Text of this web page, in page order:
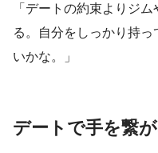
「デートの約束よりジ
る。自分をしっかり持
いかな。」
デートで手を繋